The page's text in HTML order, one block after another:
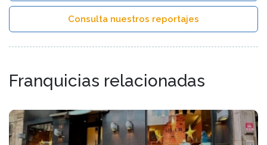
Consulta nuestros reportajes
Franquicias relacionadas